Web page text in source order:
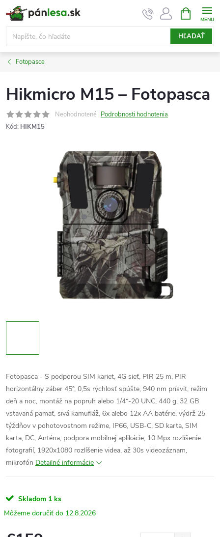
Prejsť
na
obsah
HĽADAŤ
KOŠÍK
Fotopasce
Hikmicro M15 – Fotopasca
Neohodnotené Podrobnosti hodnotenia
Kód: HIKM15
Fotopasca - S podporou SIM kariet, 4G sieť, PIR 25 m, PIR
horizontálny záber 45°, 0,5s rýchlosť spúšte, 940 nm prísvit, režim
deň a noc, montáž na popruh alebo 1/4“-20 UNC, 440 g, 32 GB
vstavaná pamäť, sivá kamufláž, 6x alebo 12x AA batérie, výdrž 25
týždňov v pohotovostnom režime, IP66, USB-C, SD karta, SIM
karta, DC, Anténa, podpora mobilnej aplikácie, 10 Mpx rozlíšenie
fotografií, 1920x1080 rozlíšenie videa, až 30s videozáznam,
mikrofón Detailné informácie
Skladom 1 ks
12.8.2026